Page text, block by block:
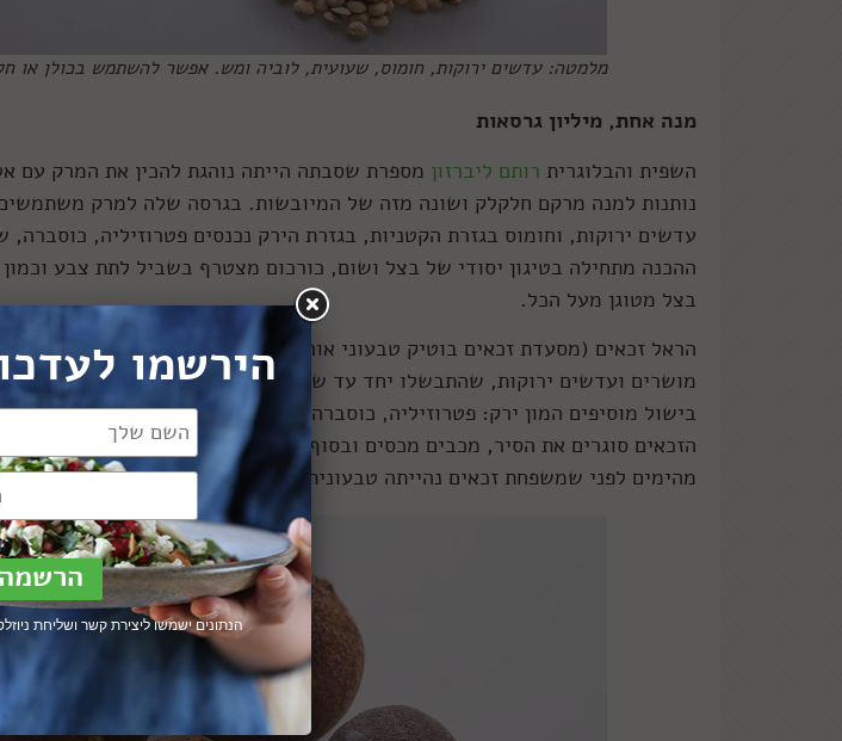
מלמטה: עדשים ירוקות, חומוס, שעועית, לוביה ומש. אפשר להשתמש בכולן או
מנה אחת, מיליון גרסאות
השפית והבלוגרית רותם ליברזון מספרת שסבתה הייתה נוהגת להכין את המרק עם
נותנות למנה מרקם חלקלק ושונה מזה של המיובשות. בגרסה שלה למרק
עדשים ירוקות, וחומוס בגזרת הקטניות, בגזרת הירק נכנסים פטרוזיליה,
ההכנה מתחילה בטיגון יסודי של בצל ושום, כורכום מצטרף בשביל לתת צבע
בצל מטוגן מעל הכל.
הראל זכאים (מסעדת זכאים בוטיק טבעוני אורגינל) מספר שאת המנה אימו נהגה
מושרים ועדשים ירוקות, שהתבשלו יחד עד שהעדשים התרככו. אז נכנס לימון
בישול מוסיפים המון ירק: פטרוזיליה, כוסברה, שמיר ואפשר גם נענע. בסוף
הזכאים סוגרים את הסיר, מכבים מכסים ובסוף הן מתבשלות בחום שנשאר.
מהימים לפני שמשפחת זכאים נהייתה טבעונית), ואז בהגשה סוחטים את הלימון
הירשמו
הנתונים ישמשו ליצירת קשר ושליחת